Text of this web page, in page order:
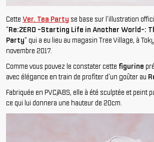
Cette Ver. Tea Party se base sur l'illustration
"Re:ZERO -Starting Life in Another World-:
Party" qui a eu lieu au magasin Tree Village, à
novembre 2017.
Comme vous pouvez le constater cette figurine
avec élégance en train de profiter d'un goûter au
Fabriquée en PVC/ABS, elle à été sculptée et peint
ce qui lui donnera une hauteur de 20cm.